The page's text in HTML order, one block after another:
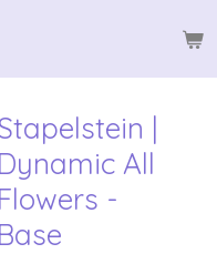
|
Dynamic All
Flowers -
Base